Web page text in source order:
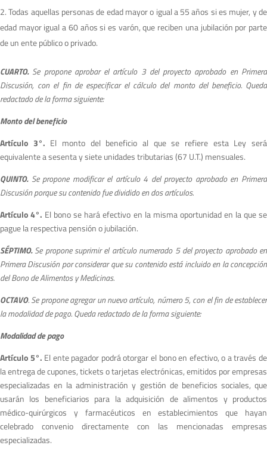
Todas aquellas personas de edad mayor o igual a 55 años si es mujer, y de
edad mayor igual a 60 años si es varón, que reciben una jubilación por parte
de un ente público o privado.
CUARTO. Se propone aprobar el artículo 3 del proyecto aprobado en Primera
Discusión, con el fin de especificar el cálculo del monto del beneficio. Queda
redactado de la forma siguiente:
Monto del beneficio
Artículo 3°. El monto del beneficio al que se refiere esta Ley será
equivalente a sesenta y siete unidades tributarias (67 U.T.) mensuales.
QUINTO. Se propone modificar el artículo 4 del proyecto aprobado en Primera
Discusión porque su contenido fue dividido en dos artículos.
Artículo 4°. El bono se hará efectivo en la misma oportunidad en la que se
pague la respectiva pensión o jubilación.
SÉPTIMO.Se propone suprimir el artículo numerado 5 del proyecto aprobado en
Primera Discusión por considerar que su contenido está incluido en la concepción
del Bono de Alimentos y Medicinas.
OCTAVO. Se propone agregar un nuevo artículo, número 5, con el fin de establecer
la modalidad de pago. Queda redactado de la forma siguiente:
Modalidad de pago
Artículo 5°. El ente pagador podrá otorgar el bono en efectivo, o a través de
la entrega de cupones, tickets o tarjetas electrónicas, emitidos por empresas
especializadas en la administración y gestión de beneficios sociales, que
usarán los beneficiarios para la adquisición de alimentos y productos
médico-quirúrgicos y farmacéuticos en establecimientos que hayan
celebrado convenio directamente con las mencionadas empresas
especializadas.